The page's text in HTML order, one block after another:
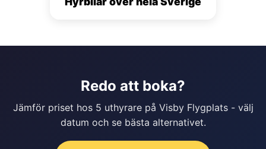
Redo att boka?
Jämför priset hos 5 uthyrare på Visby Flygplats - välj
datum och se bästa alternativet.